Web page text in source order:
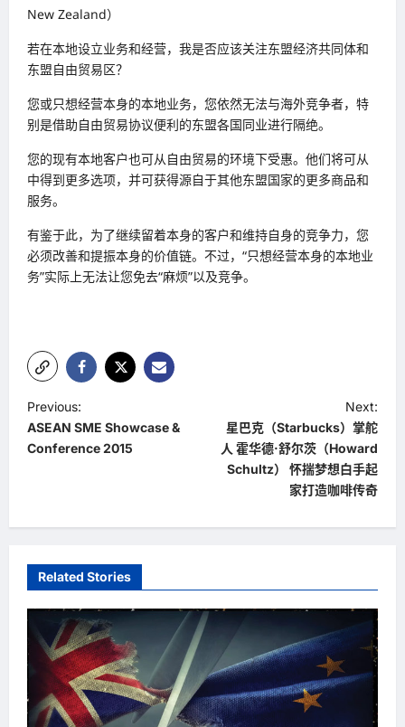
New Zealand）
若在本地设立业务和经营，我是否应该关注东盟经济共同体和
东盟自由贸易区？
您或只想经营本身的本地业务，您依然无法与海外竞争者，特
别是借助自由贸易协议便利的东盟各国同业进行隔绝。
您的现有本地客户也可从自由贸易的环境下受惠。他们将可从
中得到更多选项，并可获得源自于其他东盟国家的更多商品和
服务。
有鉴于此，为了继续留着本身的客户和维持自身的竞争力，您
必须改善和提振本身的价值链。不过，“只想经营本身的本地业
务”实际上无法让您免去“麻烦”以及竞争。
P
o
n
i
g
a
i
Previous:
ASEAN SME Showcase &
Conference 2015
Next:
星巴克（Starbucks）掌舵
人 霍华德·舒尔茨（Howard
Schultz） 怀揣梦想白手起
家打造咖啡传奇
Related Stories